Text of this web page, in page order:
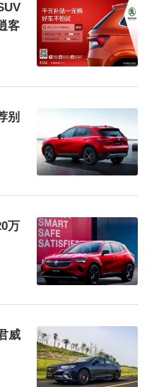
激光视觉Limera，上
后续OTA可升级至华
座舱在15-20万价位几
无缝流转，四音区语
所有可控配置。
客
别
万
威